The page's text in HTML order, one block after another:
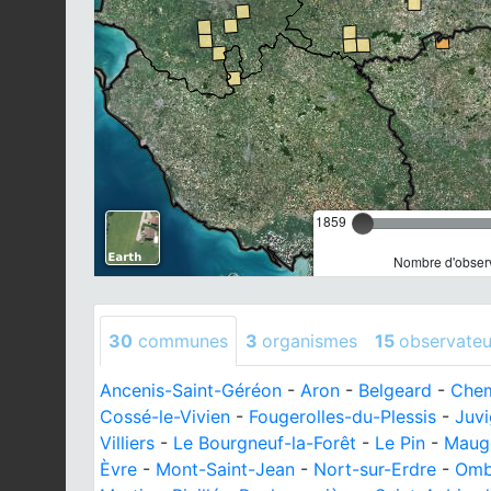
1859
Nombre
30 communes 3 organismes 15
Ancenis-Saint-Géréon - Aron - Belgeard -
Cossé-le-Vivien - Fougerolles-du-Plessis -
Villiers - Le Bourgneuf-la-Forêt - Le Pin -
Èvre - Mont-Saint-Jean - Nort-sur-Erdre -